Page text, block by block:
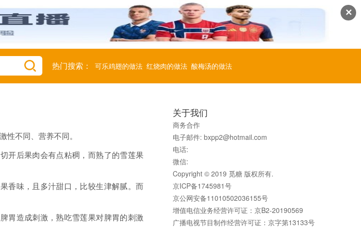
✕
热门搜索： 可乐鸡翅的做法 红烧肉的做法 酸梅汤的做法
性不同、营养不同。
开后果肉会有点粘稠，而熟了的雪莲果
香味，且多汁甜口，比较生津解腻。而
胃造成刺激，熟吃雪莲果对脾胃的刺激
关于我们
商务合作
电子邮件: bxpp2@hotmail.com
电话:
微信:
Copyright © 2019 觅糖 版权所有.
京ICP备1745981号
京公网安备11010502036155号
增值电信业务经营许可证：京B2-20190569
广播电视节目制作经营许可证：京字第13133号